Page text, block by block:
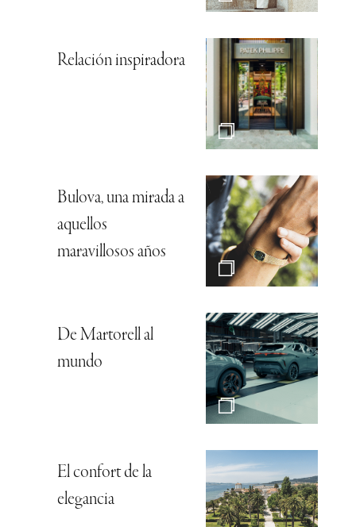
Relación inspiradora
Bulova, una mirada a
aquellos
maravillosos años
De Martorell al
mundo
El confort de la
elegancia